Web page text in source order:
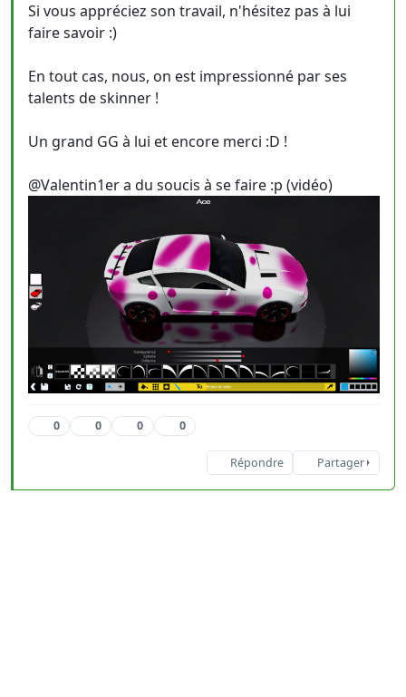
Si vous appréciez son travail, n'hésitez pas à lui
faire savoir :)
En tout cas, nous, on est impressionné par ses
talents de skinner !
Un grand GG à lui et encore merci :D !
@Valentin1er a du soucis à se faire :p (vidéo)
0 0 0 0
Répondre Partager